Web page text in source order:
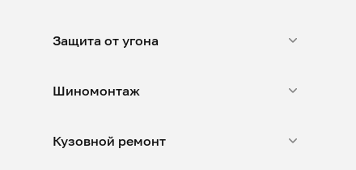
Защита от угона
Шиномонтаж
Кузовной ремонт